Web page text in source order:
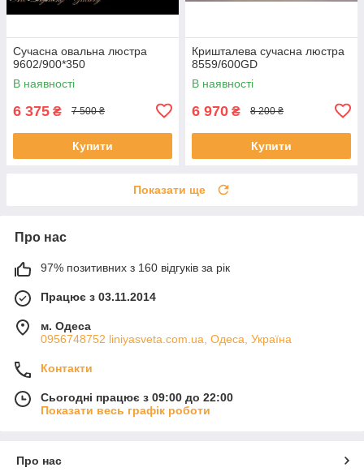
Сучасна овальна люстра
9602/900*350
В наявності
6 375 ₴ 7 500 ₴
Купити
Кришталева сучасна люстра
8559/600GD
В наявності
6 970 ₴ 8 200 ₴
Купити
Показати ще
Про нас
97% позитивних з 160 відгуків за рік
Працює з 03.11.2014
м. Одеса
0956748752 liniyasveta.com.ua, Одеса, Україна
Контакти
Сьогодні працює з 09:00 до 22:00
Показати весь графік роботи
Про нас